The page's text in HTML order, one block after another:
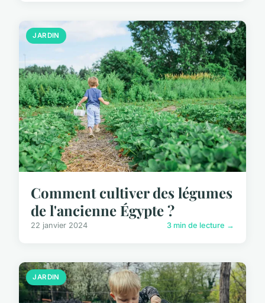
JARDIN
Comment cultiver des légumes
de l'ancienne Égypte ?
22 janvier 2024 3 min de lecture →
JARDIN